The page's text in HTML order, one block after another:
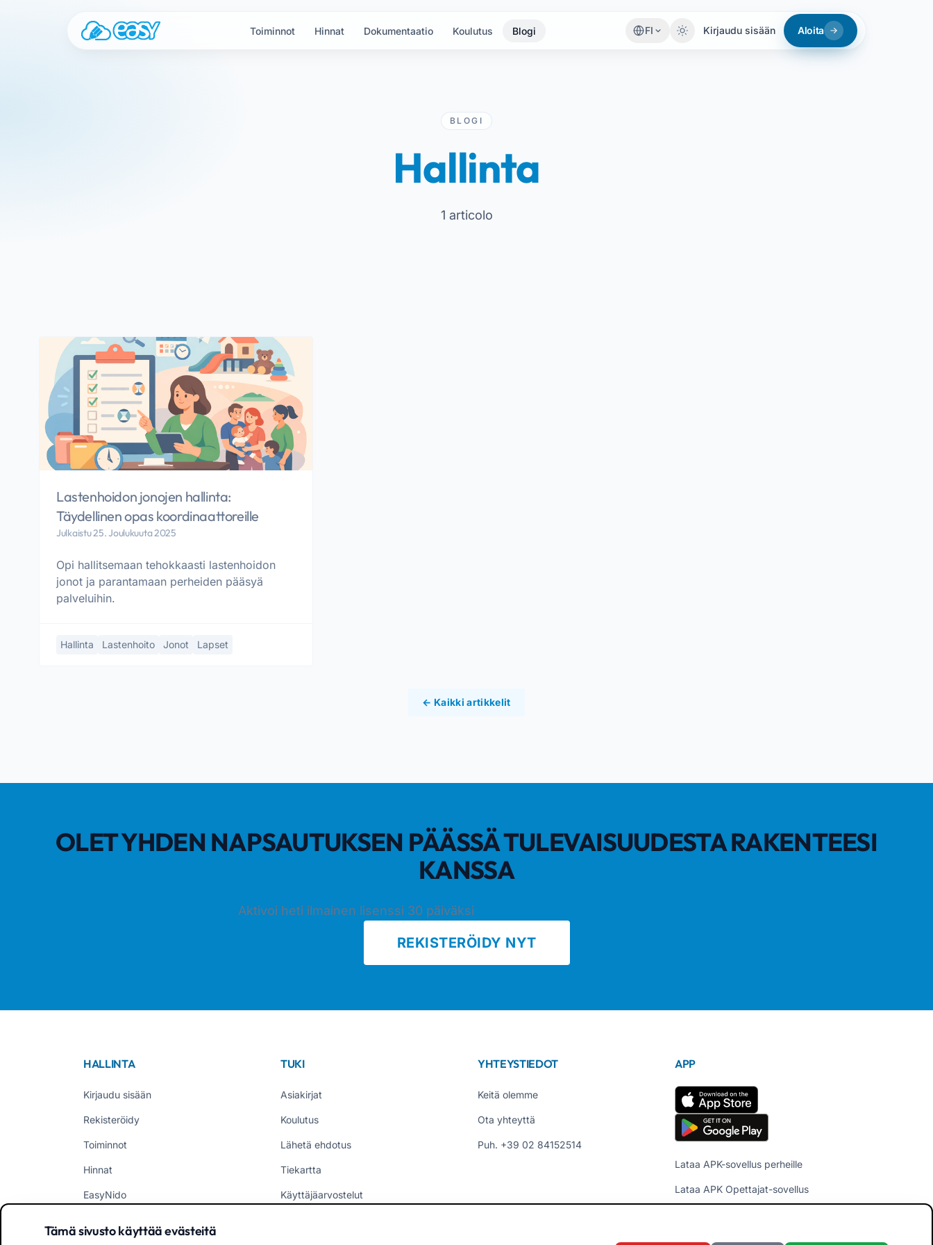
Toiminnot Hinnat Dokumentaatio Koulutus Blogi FI Kirjaudu sisään Aloita
BLOGI
Hallinta
1 articolo
Lastenhoidon jonojen hallinta:
Täydellinen opas koordinaattoreille
Julkaistu 25. Joulukuuta 2025
Opi hallitsemaan tehokkaasti lastenhoidon
jonot ja parantamaan perheiden pääsyä
palveluihin.
Hallinta Lastenhoito Jonot Lapset
← Kaikki artikkelit
OLET YHDEN NAPSAUTUKSEN PÄÄSSÄ TULEVAISUUDESTA RAKENTEESI
KANSSA
Aktivoi heti ilmainen lisenssi 30 päiväksi
REKISTERÖIDY NYT
HALLINTA
Kirjaudu sisään
Rekisteröidy
Toiminnot
Hinnat
EasyNido
TUKI
Asiakirjat
Koulutus
Lähetä ehdotus
Tiekartta
Käyttäjäarvostelut
YHTEYSTIEDOT
Keitä olemme
Ota yhteyttä
Puh. +39 02 84152514
APP
Lataa APK-sovellus perheille
Lataa APK Opettajat-sovellus
Tämä sivusto käyttää evästeitä